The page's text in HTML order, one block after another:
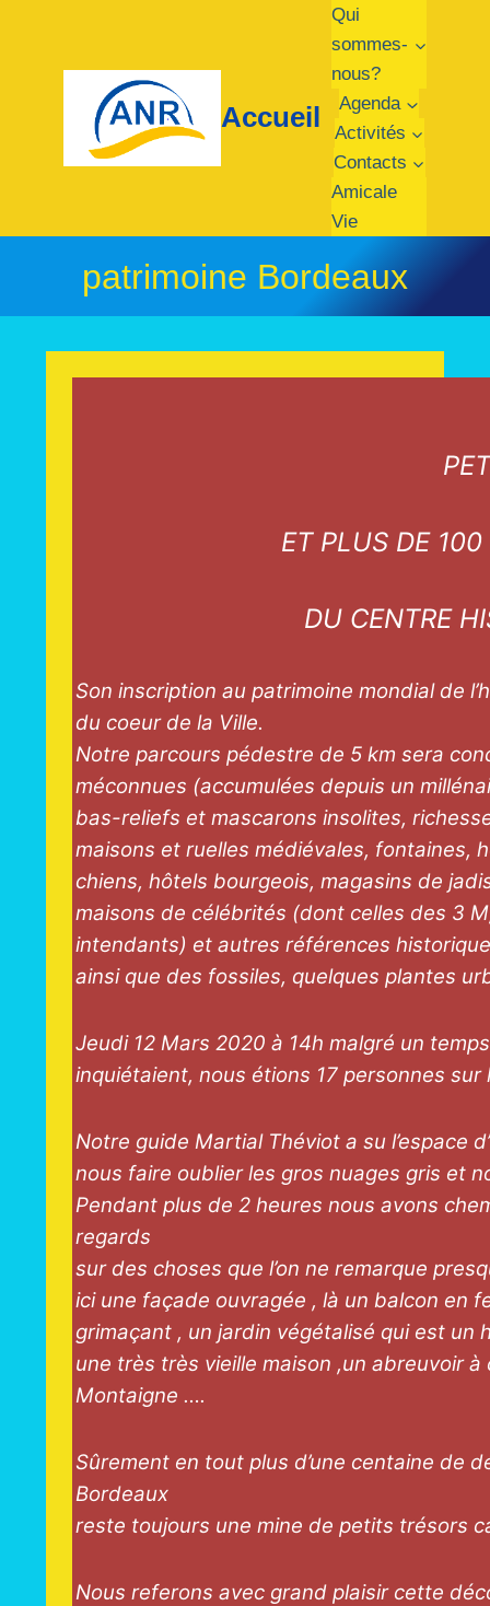
contenu
Accueil
Qui
sommes-
nous?
Agenda
Activités
Contacts
Amicale
Vie
patrimoine Bordeaux
ET PLUS DE
DU CENTRE
Son inscription au patrimoine mondial de
du coeur de la Ville.
Notre parcours pédestre de 5 km sera
méconnues (accumulées depuis un
bas-reliefs et mascarons insolites,
maisons et ruelles médiévales, fontaines,
chiens, hôtels bourgeois, magasins de
maisons de célébrités (dont celles des 3
intendants) et autres références
ainsi que des fossiles, quelques plantes
Jeudi 12 Mars 2020 à 14h malgré un
inquiétaient, nous étions 17 personnes
Notre guide Martial Théviot a su l’espace
nous faire oublier les gros nuages gris et
Pendant plus de 2 heures nous avons
regards
sur des choses que l’on ne remarque
ici une façade ouvragée , là un balcon en
grimaçant , un jardin végétalisé qui est un
une très très vieille maison ,un abreuvoir
Montaigne ….
Sûrement en tout plus d’une centaine de
Bordeaux
reste toujours une mine de petits trésors
Nous referons avec grand plaisir cette